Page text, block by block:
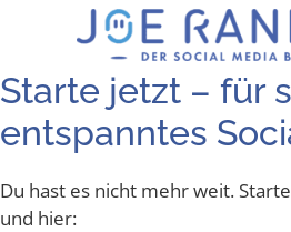
Star­te jetzt – für
ent­spann­tes
Du hast es nicht mehr weit.
und hier: